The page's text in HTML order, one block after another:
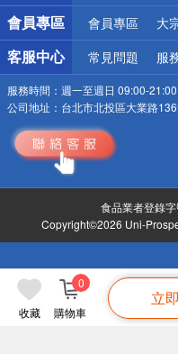
收藏 購物車
0
立
會員專區 會員專區 大
客服中心 常見問題 服
服務時間： 週一至週日 09:00-
公司地址： 台北市北投區大業路
食品業者登錄
Copyright©2026 Uni-